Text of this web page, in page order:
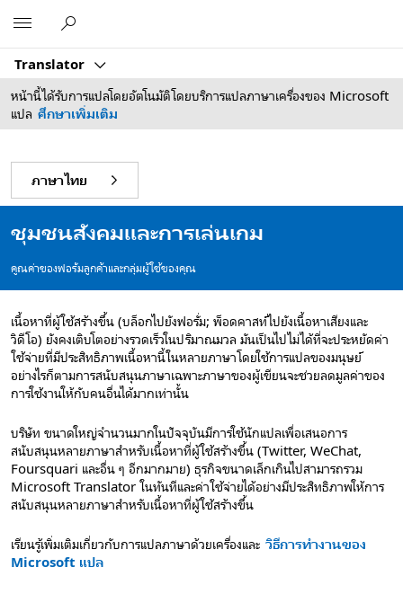
Translator
หน้านี้ได้รับการแปลโดยอัตโนมัติโดยบริการแปลภาษาเครื่องของ Microsoft
แปล ศึกษาเพิ่มเติม
ภาษาไทย
ชุมชนสังคมและการเล่นเกม
คูณค่าของฟอรัมลูกค้าและกลุ่มผู้ใช้ของคุณ
เนื้อหาที่ผู้ใช้สร้างขึ้น (บล็อกไปยังฟอรั่ม; พ็อดคาสท์ไปยังเนื้อหาเสียงและ
วิดีโอ) ยังคงเติบโตอย่างรวดเร็วในปริมาณมวล มันเป็นไปไม่ได้ที่จะประหยัดค่า
ใช้จ่ายที่มีประสิทธิภาพเนื้อหานี้ในหลายภาษาโดยใช้การแปลของมนุษย์
อย่างไรก็ตามการสนับสนุนภาษาเฉพาะภาษาของผู้เขียนจะช่วยลดมูลค่าของ
การใช้งานให้กับคนอื่นได้มากเท่านั้น
บริษัท ขนาดใหญ่จํานวนมากในปัจจุบันมีการใช้นักแปลเพื่อเสนอการ
สนับสนุนหลายภาษาสําหรับเนื้อหาที่ผู้ใช้สร้างขึ้น (Twitter, WeChat,
Foursquari และอื่น ๆ อีกมากมาย) ธุรกิจขนาดเล็กเกินไปสามารถรวม
Microsoft Translator ในทันทีและค่าใช้จ่ายได้อย่างมีประสิทธิภาพให้การ
สนับสนุนหลายภาษาสําหรับเนื้อหาที่ผู้ใช้สร้างขึ้น
เรียนรู้เพิ่มเติมเกี่ยวกับการแปลภาษาด้วยเครื่องและ วิธีการทำงานของ
Microsoft แปล